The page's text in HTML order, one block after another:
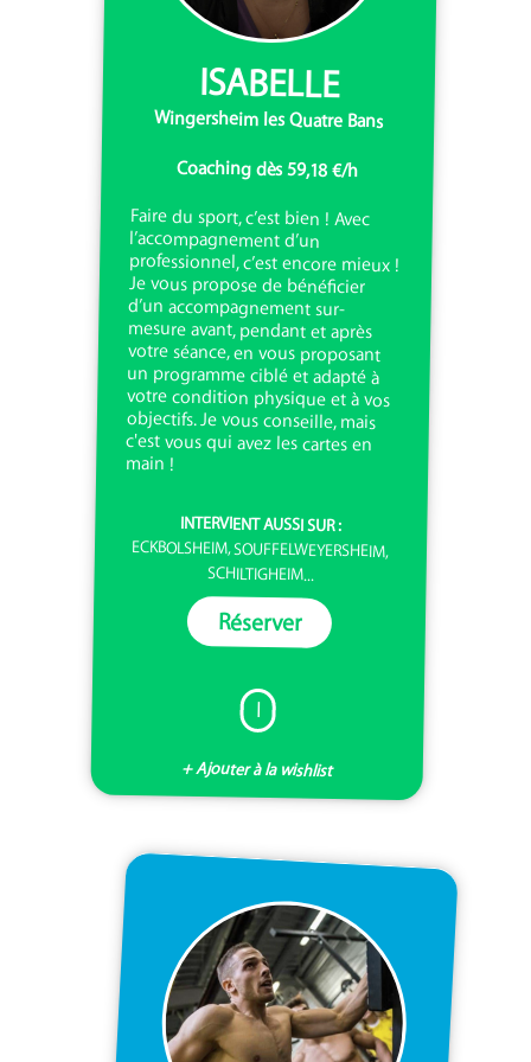
ISABELLE
Wingersheim les Quatre Bans
Coaching dès 59,18 €/h
Faire du sport, c’est bien ! Avec
l’accompagnement d’un
professionnel, c’est encore mieux !
Je vous propose de bénéficier
d’un accompagnement sur-
mesure avant, pendant et après
votre séance, en vous proposant
un programme ciblé et adapté à
votre condition physique et à vos
objectifs. Je vous conseille, mais
c'est vous qui avez les cartes en
main !
INTERVIENT AUSSI SUR :
ECKBOLSHEIM, SOUFFELWEYERSHEIM,
SCHILTIGHEIM...
Réserver
I
+ Ajouter à la wishlist